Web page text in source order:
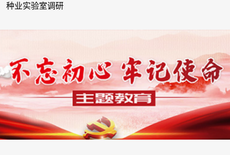
种业实验室调研